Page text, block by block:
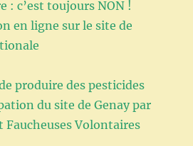
: c’est toujours NON !
en ligne sur le site de
produire des pesticides
du site de Genay par
Faucheuses Volontaires